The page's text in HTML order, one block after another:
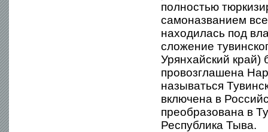
полностью
самоназванием
находилась под
сложение
Урянхайский край)
провозглашена
называться
включена в
преобразована в
Республика Тыва.